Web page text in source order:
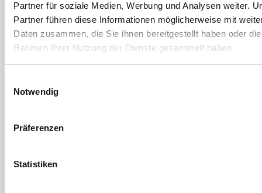
Partner für soziale Medien, Werbung und Analysen weiter.
Partner führen diese Informationen möglicherweise mit
Daten zusammen, die Sie ihnen bereitgestellt haben oder
Rahmen Ihrer Nutzung der Dienste gesammelt haben.
Notwendig
Präferenzen
Statistiken
Klar-/Schmutzwasser-
Tauchpumpe 15000